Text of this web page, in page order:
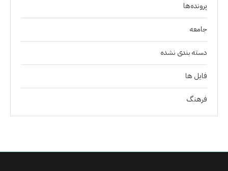
پرونده‌ها
جامعه
دسته بندی نشده
فايل ها
فرهنگ